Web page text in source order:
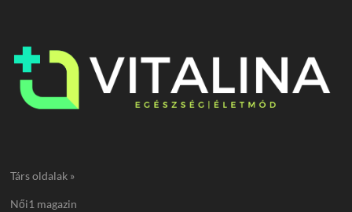
Társ oldalak »
Női1 magazin